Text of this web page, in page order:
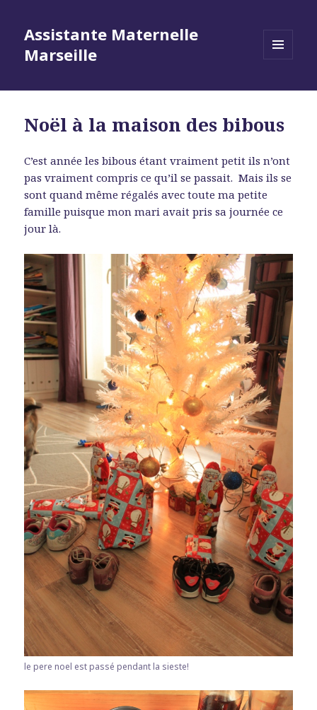
Assistante Maternelle
Marseille
WIDGETS
Noël à la maison des bibous
C’est année les bibous étant vraiment petit ils n’ont
pas vraiment compris ce qu’il se passait. Mais ils se
sont quand même régalés avec toute ma petite
famille puisque mon mari avait pris sa journée ce
jour là.
le pere noel est passé pendant la sieste!